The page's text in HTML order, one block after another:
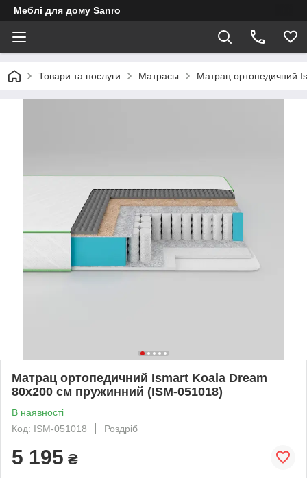
Меблі для дому Sanro
Товари та послуги Матрасы Матрац ортопедичний
Матрац ортопедичний Ismart Koala Dream
80х200 см пружинний (ISM-051018)
В наявності
Код: ISM-051018
Роздріб
5 195 ₴